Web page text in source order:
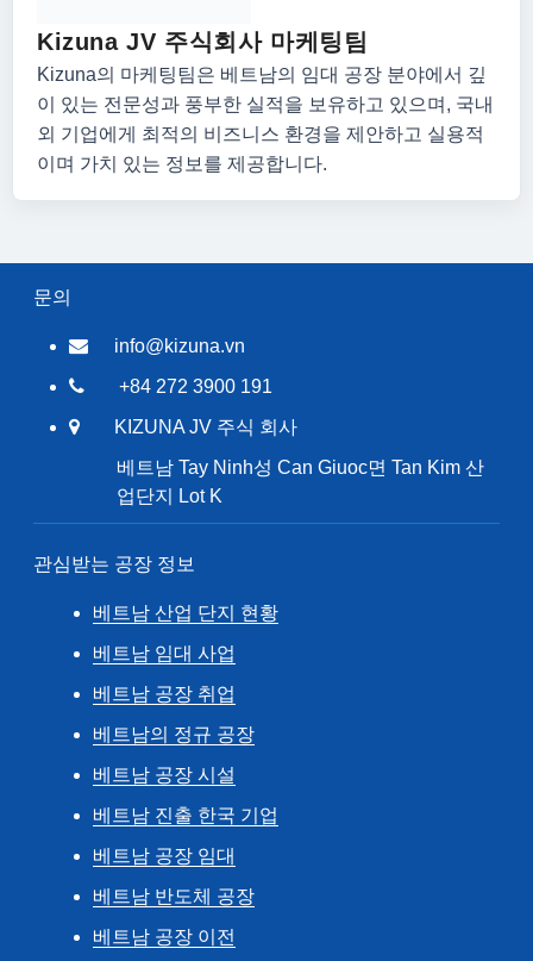
Kizuna JV 주식회사 마케팅팀
Kizuna의 마케팅팀은 베트남의 임대 공장 분야에서 깊
이 있는 전문성과 풍부한 실적을 보유하고 있으며, 국내
외 기업에게 최적의 비즈니스 환경을 제안하고 실용적
이며 가치 있는 정보를 제공합니다.
문의
info@kizuna.vn
+84 272 3900 191
KIZUNA JV 주식 회사
베트남 Tay Ninh성 Can Giuoc면 Tan Kim 산
업단지 Lot K
관심받는 공장 정보
베트남 산업 단지 현황
베트남 임대 사업
베트남 공장 취업
베트남의 정규 공장
베트남 공장 시설
베트남 진출 한국 기업
베트남 공장 임대
베트남 반도체 공장
베트남 공장 이전